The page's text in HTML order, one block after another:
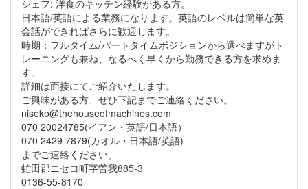
シェフ: 洋食のキッチン経験がある方。
日本語/英語による業務になります。英語のレベルは簡単な英
会話ができればさらに歓迎します。
時期：フルタイム/パートタイムポジションから選べますがト
レーニングも兼ね、なるべく早くから勤務できる方を求めま
す。
詳細は面接にてご紹介いたします。
ご興味がある方、ぜひ下記までご連絡ください。
niseko@thehouseofmachines.com
070 20024785(イアン・英語/日本語）
070 2429 7879(カオル・日本語/英語)
までご連絡ください。
虻田郡ニセコ町字曽我885-3
0136-55-8170